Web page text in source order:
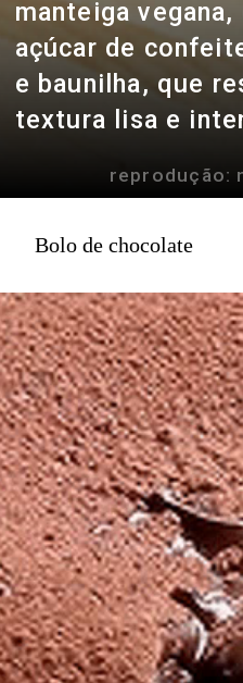
manteiga
açúcar de
e baunilha, que
textura lisa e
reprodução:
Bolo de chocolate